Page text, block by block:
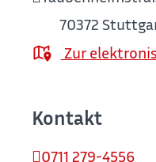
70372
Zur
Kontakt
0711 279-4556